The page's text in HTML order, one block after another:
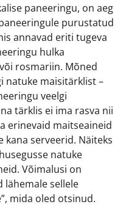
paneeringu, on aeg
purustatud
annavad eriti tugeva
hulka
rosmariin. Mõned
natuke maisitärklist –
veelgi
tärklis ei ima rasva nii
erinevaid maitseaineid
kana serveerid. Näiteks
natuke
Võimalusi on
lähemale sellele
mida oled otsinud.